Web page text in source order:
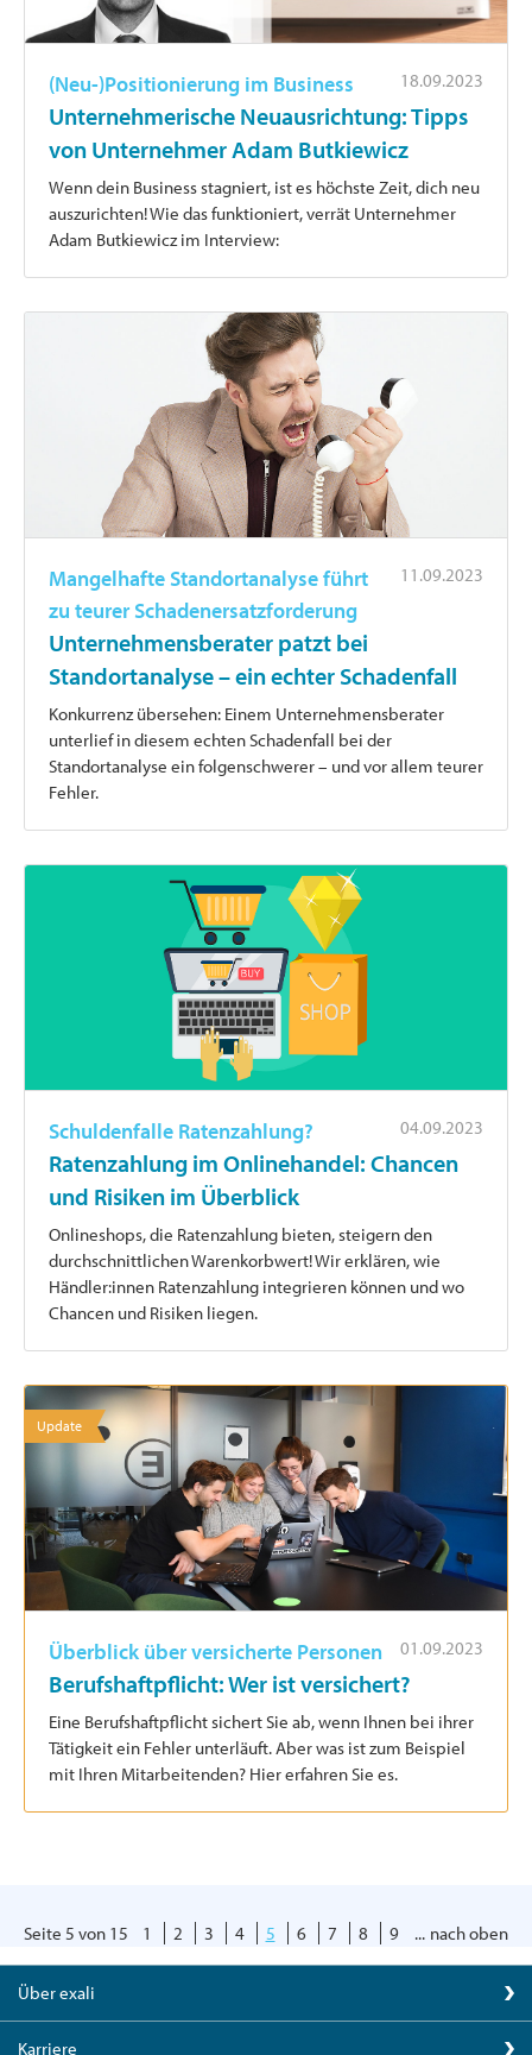
18.09.2023
(Neu-)Positionierung im Business
Unternehmerische Neuausrichtung: Tipps
von Unternehmer Adam Butkiewicz
Wenn dein Business stagniert, ist es höchste Zeit, dich neu
auszurichten! Wie das funktioniert, verrät Unternehmer
Adam Butkiewicz im Interview:
11.09.2023
Mangelhafte Standortanalyse führt
zu teurer Schadenersatzforderung
Unternehmensberater patzt bei
Standortanalyse – ein echter Schadenfall
Konkurrenz übersehen: Einem Unternehmensberater
unterlief in diesem echten Schadenfall bei der
Standortanalyse ein folgenschwerer – und vor allem teurer
Fehler.
04.09.2023
Schuldenfalle Ratenzahlung?
Ratenzahlung im Onlinehandel: Chancen
und Risiken im Überblick
Onlineshops, die Ratenzahlung bieten, steigern den
durchschnittlichen Warenkorbwert! Wir erklären, wie
Händler:innen Ratenzahlung integrieren können und wo
Chancen und Risiken liegen.
Update
01.09.2023
Überblick über versicherte Personen
Berufshaftpflicht: Wer ist versichert?
Eine Berufshaftpflicht sichert Sie ab, wenn Ihnen bei ihrer
Tätigkeit ein Fehler unterläuft. Aber was ist zum Beispiel
mit Ihren Mitarbeitenden? Hier erfahren Sie es.
Seite 5 von 15 1 2 3 4 5 6 7 8 9 ... nach oben
Über exali
Karriere